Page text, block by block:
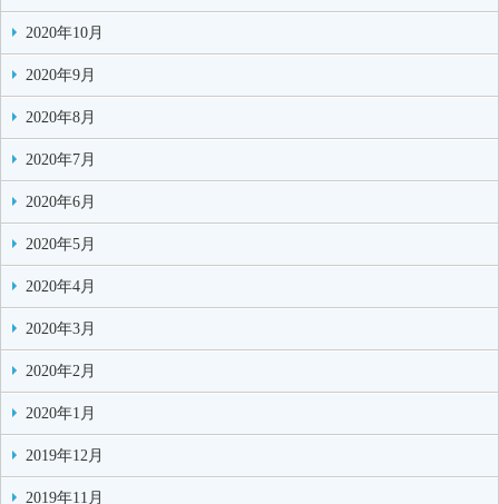
2020年10月
2020年9月
2020年8月
2020年7月
2020年6月
2020年5月
2020年4月
2020年3月
2020年2月
2020年1月
2019年12月
2019年11月